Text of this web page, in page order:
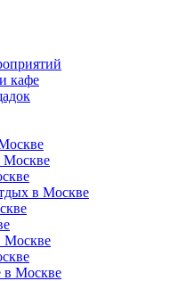
кафе
Москве
в Москве
Москве
в Москве